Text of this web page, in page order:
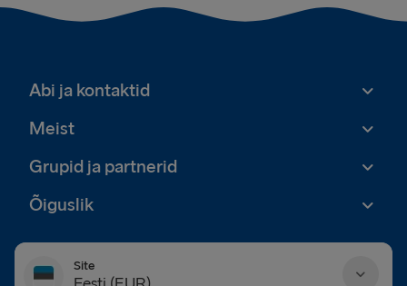
Abi ja kontaktid
Meist
Grupid ja partnerid
Õiguslik
Site